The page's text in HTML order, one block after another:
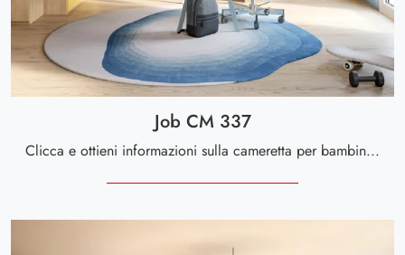
Job CM 337
Clicca e ottieni informazioni sulla cameretta per bambini Job CM 337! Le Camerette a soppalco Giessegi ti aspettano.